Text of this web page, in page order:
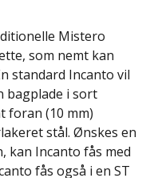
Mistero
som nemt kan
standard Incanto vil
bagplade i sort
foran (10 mm)
stål. Ønskes en
kan Incanto fås med
fås også i en ST